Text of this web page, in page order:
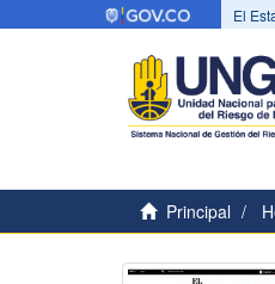
El
Principal